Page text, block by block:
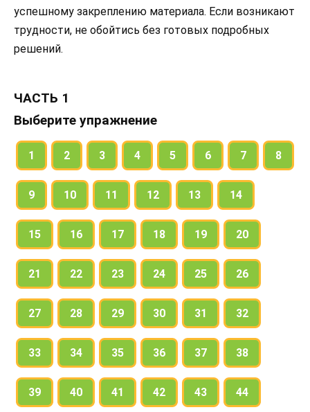
успешному закреплению материала. Если возникают
трудности, не обойтись без готовых подробных
решений.
ЧАСТЬ 1
Выберите упражнение
1 2 3 4 5 6 7 8
9 10 11 12 13 14
15 16 17 18 19 20
21 22 23 24 25 26
27 28 29 30 31 32
33 34 35 36 37 38
39 40 41 42 43 44